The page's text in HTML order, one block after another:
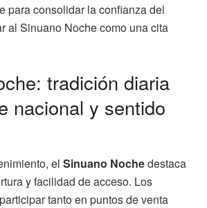
para consolidar la confianza del
al Sinuano Noche como una cita
tradición diaria
nacional y sentido
el Sinuano Nochedestaca
y facilidad de acceso. Los
tanto en puntos de venta